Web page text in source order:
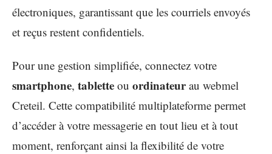
électroniques, garantissant que les courriels envoyés
et reçus restent confidentiels.
Pour une gestion simplifiée, connectez votre
smartphone, tablette ou ordinateurau webmel
Creteil. Cette compatibilité multiplateforme permet
d’accéder à votre messagerie en tout lieu et à tout
moment, renforçant ainsi la flexibilité de votre